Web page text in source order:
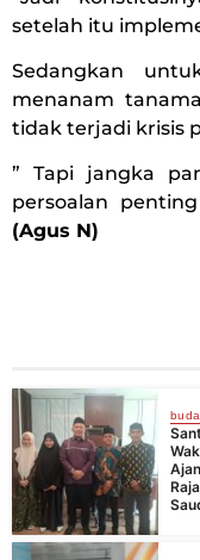
setelah itu
Sedangkan
menanam
tidak terjadi krisis
” Tapi jangka
persoalan
(Agus N)